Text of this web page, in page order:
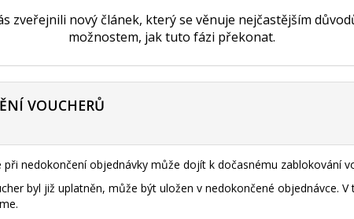
zveřejnili nový článek, který se věnuje nejčastějším
možnostem, jak tuto fázi překonat.
VOUCHERŮ
při nedokončení objednávky může dojít k dočasnému zablokování
byl již uplatněn, může být uložen v nedokončené objednávce.